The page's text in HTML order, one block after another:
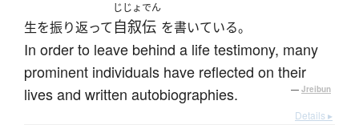
生を振り返って
じじょでん
自叙伝 を書いている。
In order to leave behind a life testimony, many
prominent individuals have reflected on their
lives and written autobiographies.
— Jreibun
Details ▸